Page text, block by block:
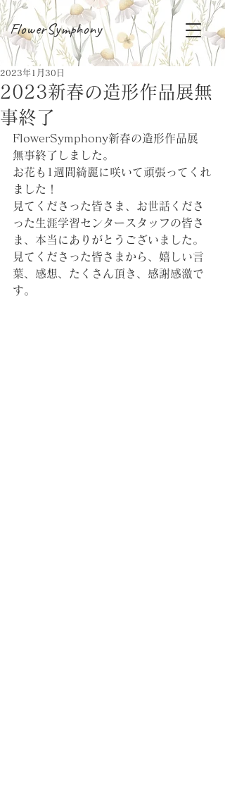
FlowerSymphony
2023新春の造形作品展無
事終了
2023年1月30日
FlowerSymphony新春の造形作品展
無事終了しました。
お花も1週間綺麗に咲いて頑張ってくれ
ました！
見てくださった皆さま、お世話くださ
った生涯学習センタースタッフの皆さ
ま、本当にありがとうございました。
見てくださった皆さまから、嬉しい言
葉、感想、たくさん頂き、感謝感激で
す。